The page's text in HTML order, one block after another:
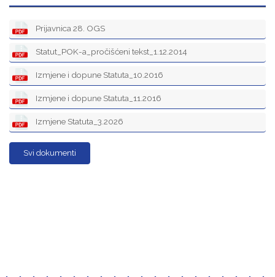
Prijavnica 28. OGS
Statut_POK-a_pročišćeni tekst_1.12.2014
Izmjene i dopune Statuta_10.2016
Izmjene i dopune Statuta_11.2016
Izmjene Statuta_3.2026
Svi dokumenti